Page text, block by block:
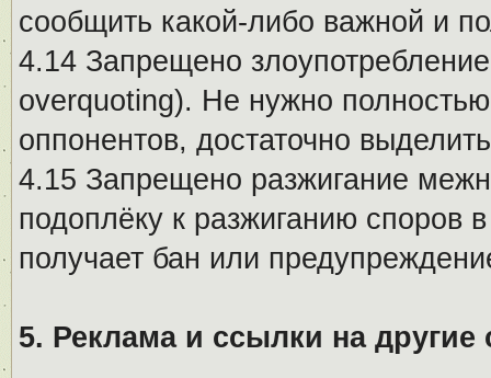
сообщить какой-либо важной и
4.14 Запрещено
overquoting). Не нужно
оппонентов, достаточно
4.15 Запрещено разжигание
подоплёку к разжиганию споров
получает бан или
5. Реклама и ссылки на другие